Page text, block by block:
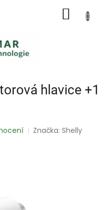
hlavice +1
Značka:Shelly